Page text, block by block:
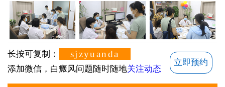
长按可复制： sjzyuanda
添加微信，白癜风问题随时随地关注动态
立即预约